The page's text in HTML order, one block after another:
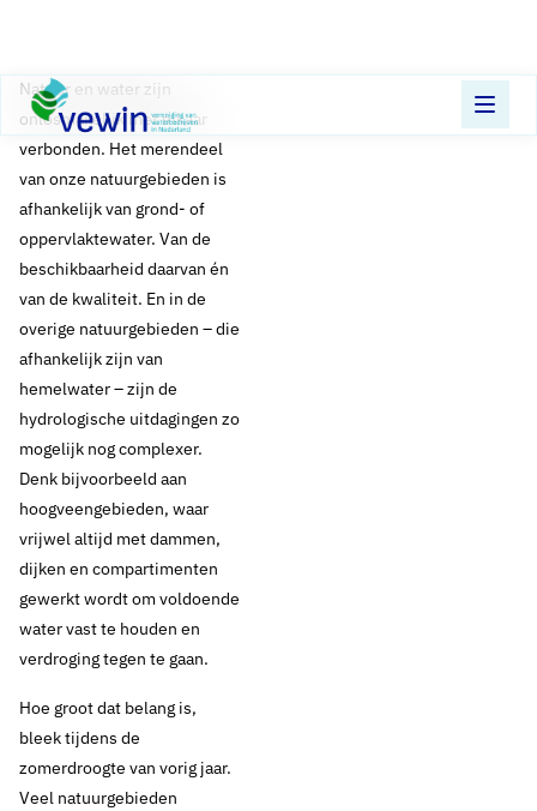
Direct naar content
Terug naar de startpagina
​Natuur en water zijn
onlosmakelijk met elkaar
verbonden. Het merendeel
van onze natuurgebieden is
afhankelijk van grond- of
oppervlaktewater. Van de
beschikbaarheid daarvan én
van de kwaliteit. En in de
overige natuurgebieden – die
afhankelijk zijn van
hemelwater – zijn de
hydrologische uitdagingen zo
mogelijk nog complexer.
Denk bijvoorbeeld aan
hoogveengebieden, waar
vrijwel altijd met dammen,
dijken en compartimenten
gewerkt wordt om voldoende
water vast te houden en
verdroging tegen te gaan.
Hoe groot dat belang is,
bleek tijdens de
zomerdroogte van vorig jaar.
Veel natuurgebieden